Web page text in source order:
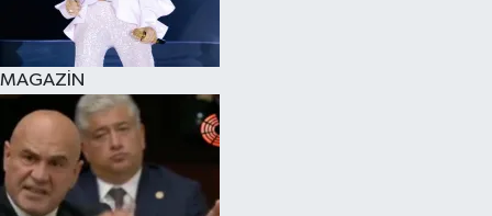
MAGAZİN